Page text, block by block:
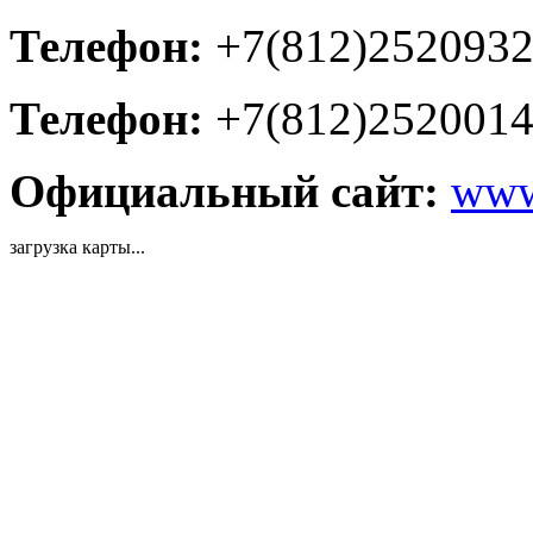
Телефон: +7(812)2520932
Телефон: +7(812)2520014
Официальный сайт:
загрузка карты...